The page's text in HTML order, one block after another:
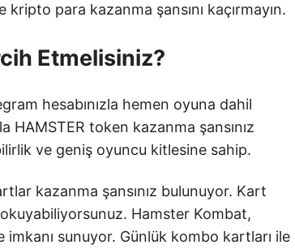
para kazanma şansını kaçırmayın.
Etmelisiniz?
hesabınızla hemen oyuna dahil
token kazanma şansınız
ve geniş oyuncu kitlesine sahip.
kazanma şansınız bulunuyor. Kart
Hamster Kombat,
sunuyor. Günlük kombo kartları ile